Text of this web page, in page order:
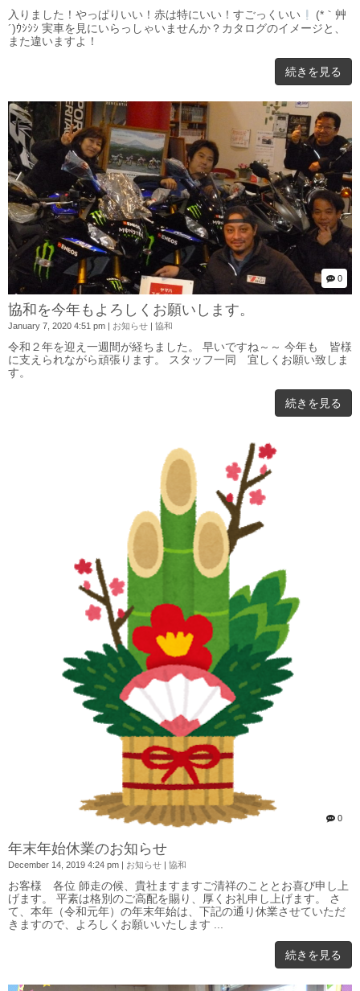
入りました！やっぱりいい！赤は特にいい！すごっくいい
(*｀艸
´)ｳｼｼｼ 実車を見にいらっしゃいませんか？カタログのイメージと、
また違いますよ！
続きを見る
0
協和を今年もよろしくお願いします。
January 7, 2020 4:51 pm | お知らせ | 協和
令和２年を迎え一週間が経ちました。 早いですね～～ 今年も 皆様
に支えられながら頑張ります。 スタッフ一同 宜しくお願い致しま
す。
続きを見る
0
年末年始休業のお知らせ
December 14, 2019 4:24 pm お知らせ 協和
お客様 各位 師走の候、貴社ますますご清祥のこととお喜び申し上
げます。 平素は格別のご高配を賜り、厚くお礼申し上げます。 さ
て、本年（令和元年）の年末年始は、下記の通り休業させていただ
きますので、よろしくお願いいたします ...
続きを見る